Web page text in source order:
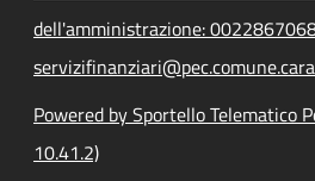
dell'amministrazione:
Powered by Sportello Telematico
10.41.2)